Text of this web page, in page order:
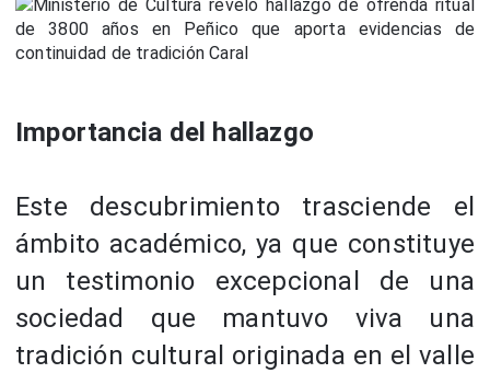
Importancia del hallazgo
Este descubrimiento trasciende el
ámbito académico, ya que constituye
un testimonio excepcional de una
sociedad que mantuvo viva una
tradición cultural originada en el valle